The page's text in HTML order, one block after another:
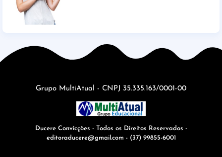
Grupo MultiAtual - CNPJ 35.335.163/0001-00
Ducere Convicções - Todos os Direitos Reservados -
editoraducere@gmail.com - (37) 99855-6001